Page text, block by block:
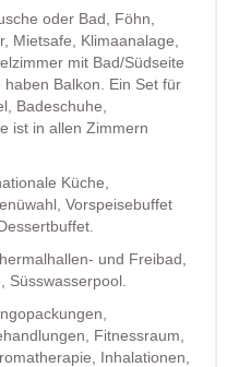
oder Bad, Föhn,
Mietsafe, Klimaanalage,
mit Bad/Südseite
Balkon. Ein Set für
Badeschuhe,
ist in allen Zimmern
Küche,
Vorspeisebuffet
und Freibad,
Süsswasserpool.
Fitnessraum,
Inhalationen,